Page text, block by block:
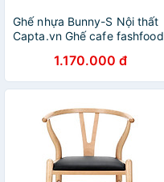
Ghế nhựa Bunny-S Nội thất
Capta.vn Ghế cafe fashfood
1.170.000 đ